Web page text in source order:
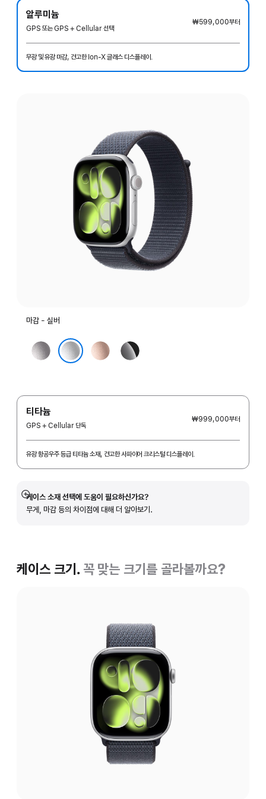
알루미늄
GPS 또는 GPS + Cellular 선택
₩599,000부터
무광 및 유광 마감, 견고한 Ion-X 글래스 디스플레이.
마감 - 실버
스페이스
로즈
제트
티타늄
GPS + Cellular 단독
₩999,000부터
유광 항공우주 등급 티타늄 소재, 견고한 사파이어 크리스털 디스플레이.
케이스 소재 선택에 도움이 필요하신가요?
무게, 마감 등의 차이점에 대해 더 알아보기.
자세히
보기
케이스 크기. 꼭 맞는 크기를 골라볼까요?